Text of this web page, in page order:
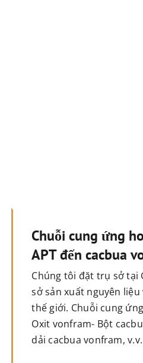
Chuỗi cung ứng
APT đến cacbua
Chúng tôi đặt trụ sở tại
sở sản xuất nguyên
thế giới. Chuỗi cung
Oxit vonfram- Bột
dải cacbua vonfram, v.v.